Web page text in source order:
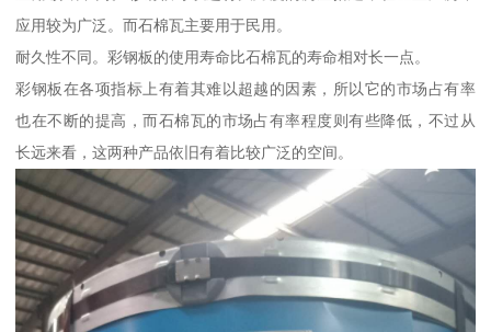
应用较为广泛。而石棉瓦主要用于民用。
耐久性不同。彩钢板的使用寿命比石棉瓦的寿命相对长一点。
彩钢板在各项指标上有着其难以超越的因素，所以它的市场占有率
也在不断的提高，而石棉瓦的市场占有率程度则有些降低，不过从
长远来看，这两种产品依旧有着比较广泛的空间。